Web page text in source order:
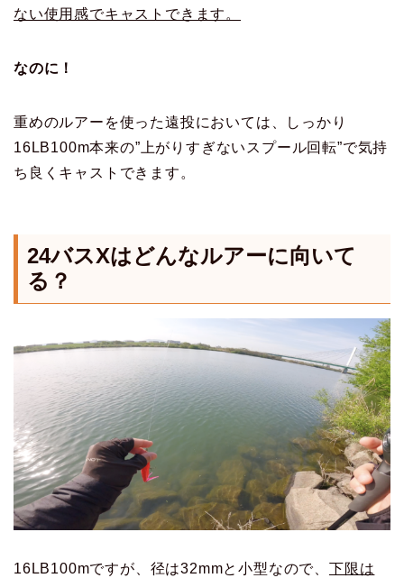
ない使用感でキャストできます。
なのに！
重めのルアーを使った遠投においては、しっかり
16LB100m本来の”上がりすぎないスプール回転”で気持
ち良くキャストできます。
24バスXはどんなルアーに向いて
る？
16LB100mですが、径は32mmと小型なので、 下限は